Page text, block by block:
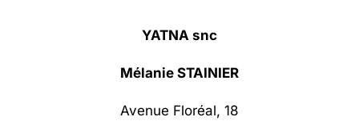
YATNA snc
Mélanie STAINIER
Avenue Floréal, 18